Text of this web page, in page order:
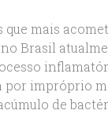
que mais
Brasil
por impróprio
de